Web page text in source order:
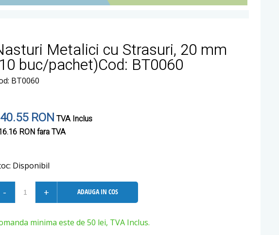
Metalici cu Strasuri, 20 mm
buc/pachet)Cod: BT0060
BT0060
RON TVA Inclus
RONfara TVA
Disponibil
- + ADAUGA IN COS
minima este de 50 lei, TVA Inclus.